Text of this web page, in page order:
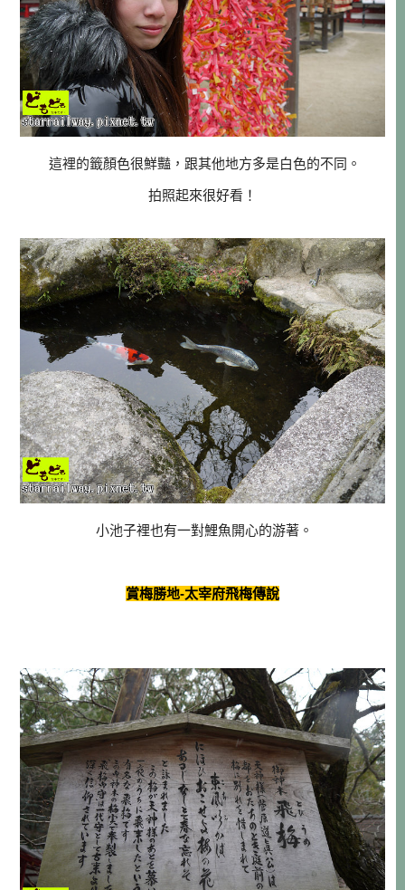
這裡的籤顏色很鮮豔，跟其他地方多是白色的不同。
拍照起來很好看！
小池子裡也有一對鯉魚開心的游著。
賞梅勝地-太宰府飛梅傳說